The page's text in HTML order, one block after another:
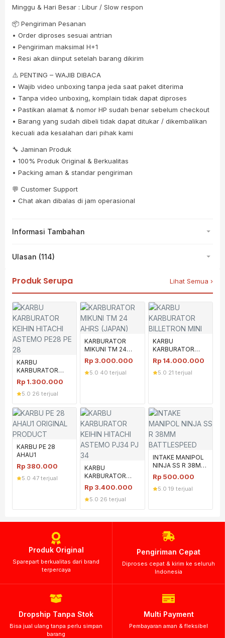
Minggu & Hari Besar : Libur / Slow respon
📦 Pengiriman Pesanan
• Order diproses sesuai antrian
• Pengiriman maksimal H+1
• Resi akan diinput setelah barang dikirim
⚠️ PENTING – WAJIB DIBACA
• Wajib video unboxing tanpa jeda saat paket diterima
• Tanpa video unboxing, komplain tidak dapat diproses
• Pastikan alamat & nomor HP sudah benar sebelum checkout
• Barang yang sudah dibeli tidak dapat ditukar / dikembalikan
kecuali ada kesalahan dari pihak kami
🔧 Jaminan Produk
• 100% Produk Original & Berkualitas
• Packing aman & standar pengiriman
💬 Customer Support
• Chat akan dibalas di jam operasional
Informasi Tambahan
Ulasan (114)
Produk Serupa Lihat Semua ›
KARBU
KARBURATOR
KEIHIN HITACHI
ASTEMO PE28 PE
28
Rp 1.300.000
5.0 26 terjual
KARBURATOR
MIKUNI TM 24
AHRS (JAPAN)
Rp 3.000.000
5.0 40 terjual
KARBU
KARBURATOR
BILLETRON MINI
Rp 14.000.000
5.0 21 terjual
KARBU PE 28
AHAU1
Rp 380.000
5.0 47 terjual
KARBU
KARBURATOR
KEIHIN HITACHI
ASTEMO PJ34 PJ
34
Rp 3.400.000
5.0 26 terjual
INTAKE MANIPOL
NINJA SS R 38MM
BATTLESPEED
Rp 500.000
5.0 19 terjual
Produk Original
Sparepart berkualitas dari brand
terpercaya
Pengiriman Cepat
Diproses cepat & kirim ke seluruh
Indonesia
Dropship Tanpa Stok
Bisa jual ulang tanpa perlu simpan
barang
Multi Payment
Pembayaran aman & fleksibel